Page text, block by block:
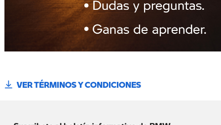
VER TÉRMINOS Y CONDICIONES